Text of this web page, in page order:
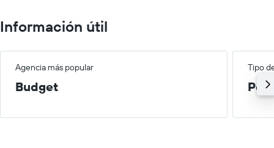
Información útil
Agencia más popular Tipo
Budget